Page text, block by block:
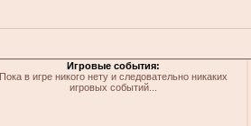
Игровые события:
Пока в игре никого нету и следовательно никаких
игровых событий...